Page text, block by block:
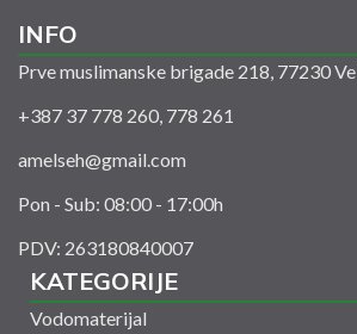
INFO
Prve muslimanske brigade 218, 77230
+387 37 778 260, 778 261
amelseh@gmail.com
Pon - Sub: 08:00 - 17:00h
PDV: 263180840007
KATEGORIJE
Vodomaterijal